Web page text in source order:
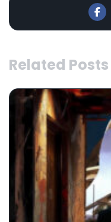
Related Posts